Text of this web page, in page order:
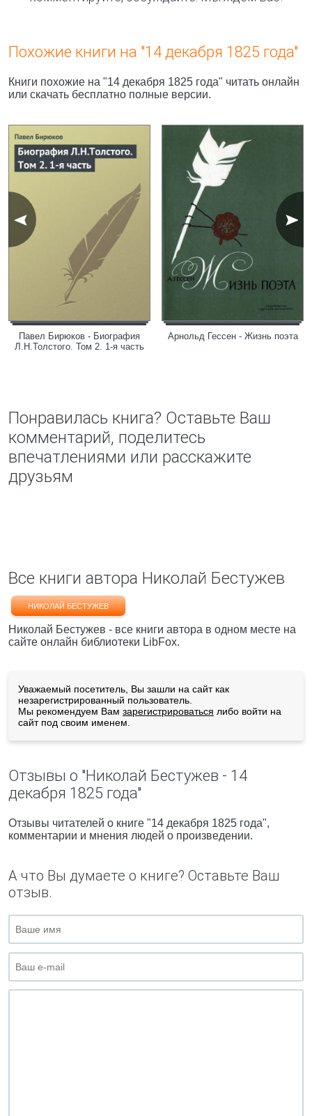
Похожие книги на "14 декабря 1825 года"
Книги похожие на "14 декабря 1825 года" читать онлайн
или скачать бесплатно полные версии.
Павел Бирюков - Биография
Л.Н.Толстого. Том 2. 1-я часть
Арнольд Гессен - Жизнь поэта
Понравилась книга? Оставьте Ваш
комментарий, поделитесь
впечатлениями или расскажите
друзьям
Все книги автора Николай Бестужев
НИКОЛАЙ БЕСТУЖЕВ
Николай Бестужев - все книги автора в одном месте на
сайте онлайн библиотеки LibFox.
Уважаемый посетитель, Вы зашли на сайт как
незарегистрированный пользователь.
Мы рекомендуем Вам зарегистрироваться либо войти на
сайт под своим именем.
Отзывы о "Николай Бестужев - 14
декабря 1825 года"
Отзывы читателей о книге "14 декабря 1825 года",
комментарии и мнения людей о произведении.
А что Вы думаете о книге? Оставьте Ваш
отзыв.